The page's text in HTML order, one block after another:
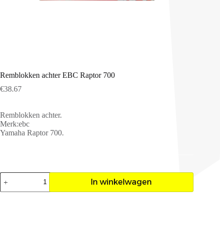
Remblokken achter EBC Raptor 700
€38.67
Remblokken achter.
Merk:ebc
Yamaha Raptor 700.
Remblokken
achter
EBC
In winkelwagen